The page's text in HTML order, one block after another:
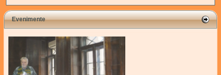
Evenimente